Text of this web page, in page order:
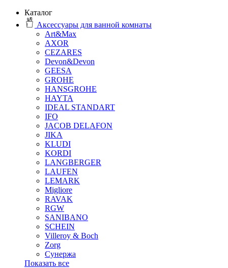
Каталог
Аксессуары для ванной комнаты
Art&Max
AXOR
CEZARES
Devon&Devon
GEESA
GROHE
HANSGROHE
HAYTA
IDEAL STANDART
IFO
JACOB DELAFON
JIKA
KLUDI
KORDI
LANGBERGER
LAUFEN
LEMARK
Migliore
RAVAK
RGW
SANIBANO
SCHEIN
Villeroy & Boch
Zorg
Сунержа
Показать все